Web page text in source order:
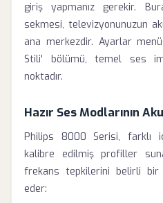
giriş yapmanız gerekir.
sekmesi, televizyonunuzun
ana merkezdir. Ayarlar
Stili' bölümü, temel ses
noktadır.
Hazır Ses Modlarının
Philips 8000 Serisi, farklı
kalibre edilmiş profiller
frekans tepkilerini belirli bir
eder: